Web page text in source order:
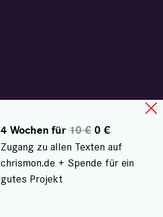
4 Wochen für10 €0 €
Zugang zu allen Texten auf
chrismon.de + Spende für ein
gutes Projekt